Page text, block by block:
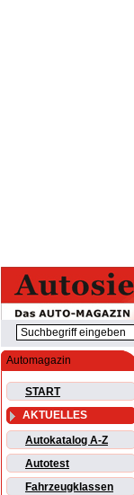
Automagazin
START
AKTUELLES
Autokatalog A-Z
Autotest
Fahrzeugklassen